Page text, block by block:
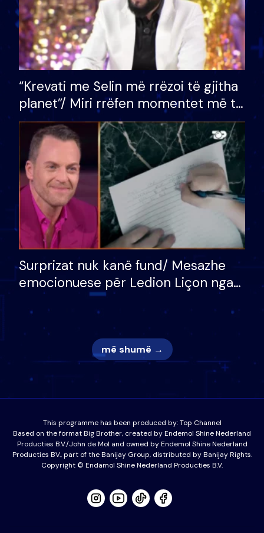
“Krevati me Selin më rrëzoi të gjitha
planet”/ Miri rrëfen momentet më të
bukura në shtëpinë e BB VIP: Do më
mungojë zilja e mëngjesit kur…
Surprizat nuk kanë fund/ Mesazhe
emocionuese për Ledion Liçon nga
nëna dhe fëmijët e tij, moderatori
nuk i mban dot lotët: Nuk meritoj…
më shumë →
This programme has been produced by:Top Channel
Based on the format Big Brother, created by Endemol Shine Nederland
Producties B.V./John de Mol and owned by Endemol Shine Nederland
Producties BV., part of the Banijay Group, distributed by Banijay Rights.
Copyright © Endamol Shine Nederland Producties B.V.